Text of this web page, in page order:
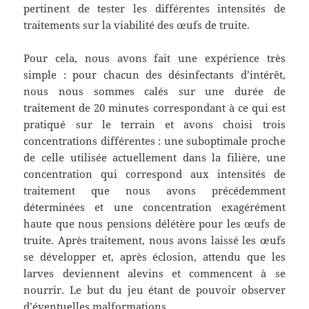
pertinent de tester les différentes intensités de
traitements sur la viabilité des œufs de truite.
Pour cela, nous avons fait une expérience très
simple : pour chacun des désinfectants d’intérêt,
nous nous sommes calés sur une durée de
traitement de 20 minutes correspondant à ce qui est
pratiqué sur le terrain et avons choisi trois
concentrations différentes : une suboptimale proche
de celle utilisée actuellement dans la filière, une
concentration qui correspond aux intensités de
traitement que nous avons précédemment
déterminées et une concentration exagérément
haute que nous pensions délétère pour les œufs de
truite. Après traitement, nous avons laissé les œufs
se développer et, après éclosion, attendu que les
larves deviennent alevins et commencent à se
nourrir. Le but du jeu étant de pouvoir observer
d’éventuelles malformations.